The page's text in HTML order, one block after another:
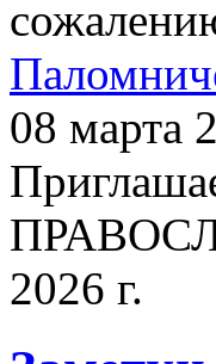
08 марта
2026 г.